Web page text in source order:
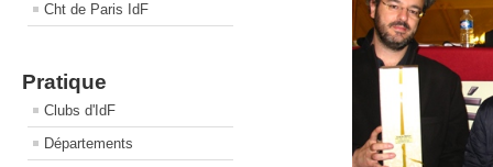
Cht de Paris IdF
Pratique
Clubs d'IdF
Départements